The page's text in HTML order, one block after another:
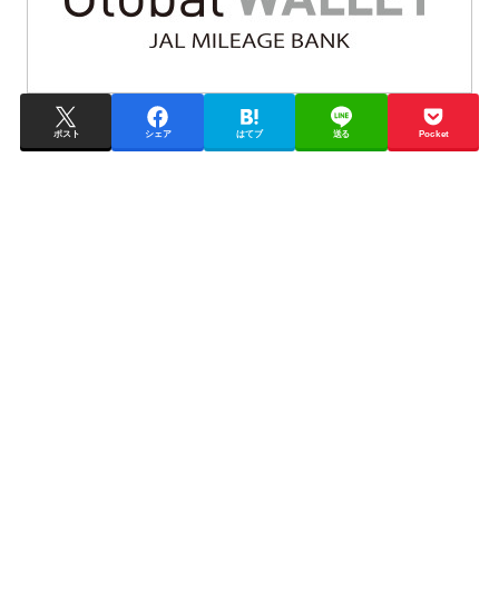
ポスト シェア はてブ 送る Pocket